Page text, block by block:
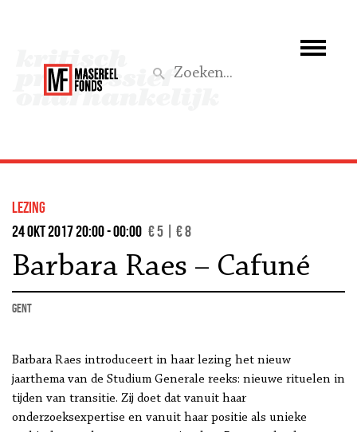
Wat we doen
Steun ons
Aktief
lezing
24 okt 2017 20:00 - 00:00 € 5 | € 8
Barbara Raes – Cafuné
Gent
Barbara Raes introduceert in haar lezing het nieuw
jaarthema van de Studium Generale reeks: nieuwe rituelen in
tijden van transitie. Zij doet dat vanuit haar
onderzoeksexpertise en vanuit haar positie als unieke